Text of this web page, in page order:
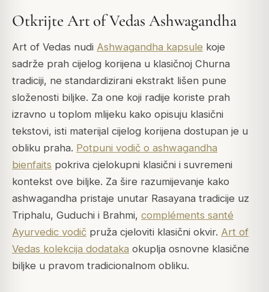
Otkrijte Art of Vedas Ashwagandha
Art of Vedas nudi Ashwagandha kapsule koje
sadrže prah cijelog korijena u klasičnoj Churna
tradiciji, ne standardizirani ekstrakt lišen pune
složenosti biljke. Za one koji radije koriste prah
izravno u toplom mlijeku kako opisuju klasični
tekstovi, isti materijal cijelog korijena dostupan je u
obliku praha. Potpuni vodič o ashwagandha
bienfaits pokriva cjelokupni klasični i suvremeni
kontekst ove biljke. Za šire razumijevanje kako
ashwagandha pristaje unutar Rasayana tradicije uz
Triphalu, Guduchi i Brahmi, compléments santé
Ayurvedic vodič pruža cjeloviti klasični okvir. Art of
Vedas kolekcija dodataka okuplja osnovne klasične
biljke u pravom tradicionalnom obliku.